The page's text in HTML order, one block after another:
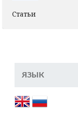
Статьи
ЯЗЫК